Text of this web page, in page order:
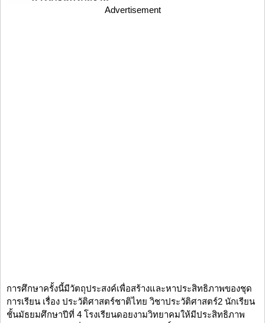
Advertisement
การศึกษาครั้งนี้มีวัตถุประสงค์เพื่อสร้างและหาประสิทธิภาพของชุด
การเรียน เรื่อง ประวัติศาสตร์ชาติไทย วิชาประวัติศาสตร์2 นักเรียน
ชั้นมัธยมศึกษาปีที่ 4 โรงเรียนดอยงามวิทยาคมให้มีประสิทธิภาพ